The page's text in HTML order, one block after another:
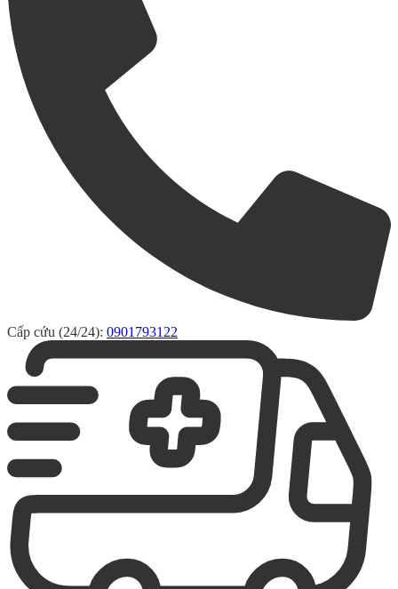
Cấp cứu (24/24): 0901793122